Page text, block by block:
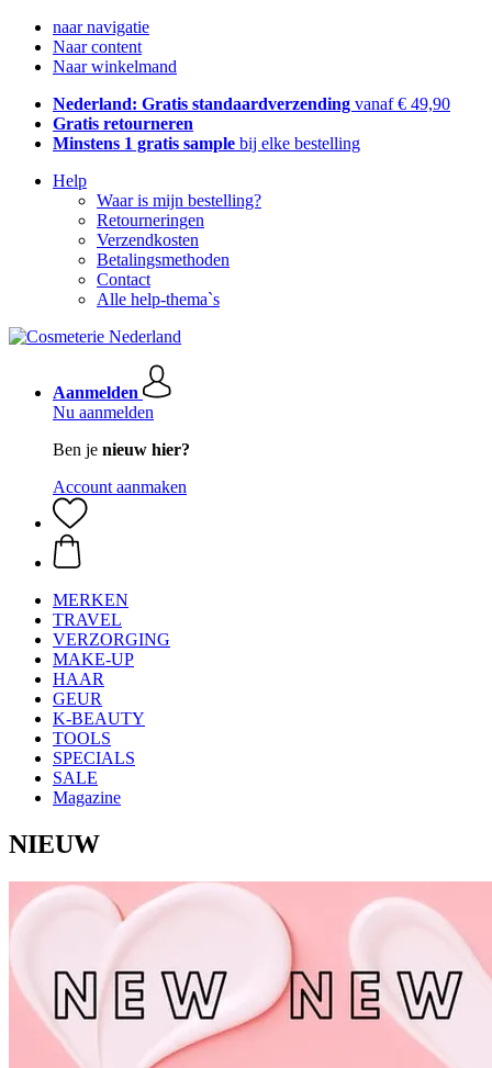
naar navigatie
Naar content
Naar winkelmand
Nederland: Gratis standaardverzending vanaf € 49,90
Gratis retourneren
Minstens 1 gratis sample bij elke bestelling
Help
Waar is mijn bestelling?
Retourneringen
Verzendkosten
Betalingsmethoden
Contact
Alle help-thema`s
Aanmelden
Nu aanmelden
Ben je nieuw hier?
Account aanmaken
MERKEN
TRAVEL
VERZORGING
MAKE-UP
HAAR
GEUR
K-BEAUTY
TOOLS
SPECIALS
SALE
Magazine
NIEUW